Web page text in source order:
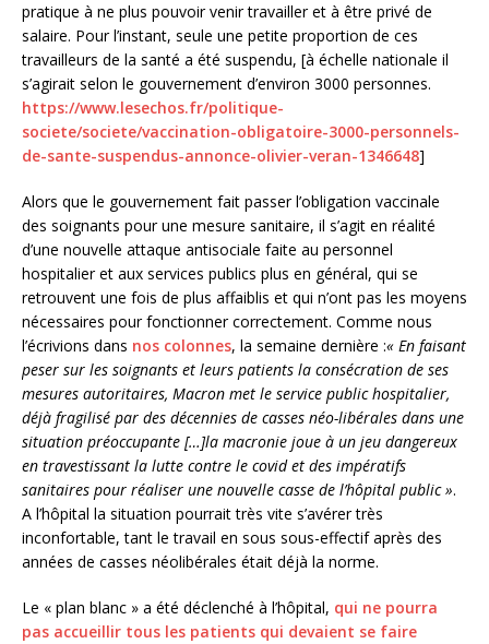
pratique à ne plus pouvoir venir travailler et à être privé de
salaire. Pour l’instant, seule une petite proportion de ces
travailleurs de la santé a été suspendu, [à échelle nationale il
s’agirait selon le gouvernement d’environ 3000 personnes.
https://www.lesechos.fr/politique-
societe/societe/vaccination-obligatoire-3000-personnels-
de-sante-suspendus-annonce-olivier-veran-1346648]
Alors que le gouvernement fait passer l’obligation vaccinale
des soignants pour une mesure sanitaire, il s’agit en réalité
d’une nouvelle attaque antisociale faite au personnel
hospitalier et aux services publics plus en général, qui se
retrouvent une fois de plus affaiblis et qui n’ont pas les moyens
nécessaires pour fonctionner correctement. Comme nous
l’écrivions dans nos colonnes, la semaine dernière :« En faisant
peser sur les soignants et leurs patients la consécration de ses
mesures autoritaires, Macron met le service public hospitalier,
déjà fragilisé par des décennies de casses néo-libérales dans une
situation préoccupante […]la macronie joue à un jeu dangereux
en travestissant la lutte contre le covid et des impératifs
sanitaires pour réaliser une nouvelle casse de l’hôpital public ».
A l’hôpital la situation pourrait très vite s’avérer très
inconfortable, tant le travail en sous sous-effectif après des
années de casses néolibérales était déjà la norme.
Le « plan blanc » a été déclenché à l’hôpital, qui ne pourra
pas accueillir tous les patients qui devaient se faire